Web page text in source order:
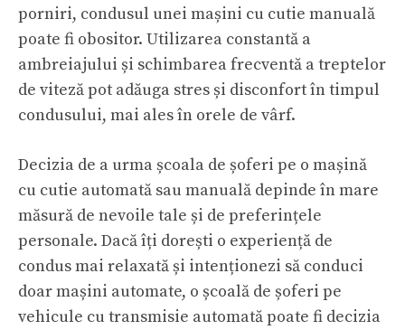
porniri, condusul unei mașini cu cutie manuală
poate fi obositor. Utilizarea constantă a
ambreiajului și schimbarea frecventă a treptelor
de viteză pot adăuga stres și disconfort în timpul
condusului, mai ales în orele de vârf.
Decizia de a urma școala de șoferi pe o mașină
cu cutie automată sau manuală depinde în mare
măsură de nevoile tale și de preferințele
personale. Dacă îți dorești o experiență de
condus mai relaxată și intenționezi să conduci
doar mașini automate, o școală de șoferi pe
vehicule cu transmisie automată poate fi decizia